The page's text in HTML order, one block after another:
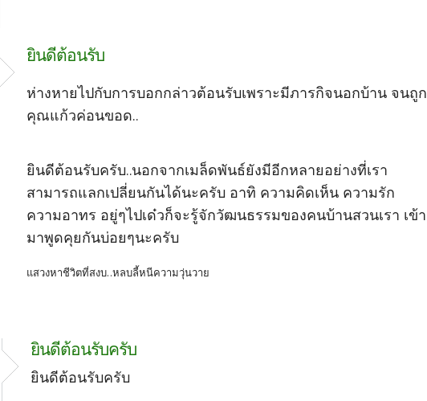
ยินดีต้อนรับ
ห่างหายไปกับการบอกกล่าวต้อนรับเพราะมีภารกิจนอกบ้าน จนถูก
คุณแก้วค่อนขอด..
ยินดีต้อนรับครับ..นอกจากเมล็ดพันธ์ยังมีอีกหลายอย่างที่เรา
สามารถแลกเปลี่ยนกันได้นะครับ อาทิ ความคิดเห็น ความรัก
ความอาทร อยู่ๆไปเด๋วก็จะรู้จักวัฒนธรรมของคนบ้านสวนเรา เข้า
มาพูดคุยกันบ่อยๆนะครับ
แสวงหาชีวิตที่สงบ..หลบลี้หนีความวุ่นวาย
ยินดีต้อนรับครับ
ยินดีต้อนรับครับ